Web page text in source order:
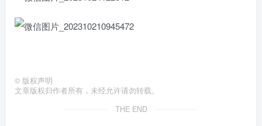
© 版权声明
文章版权归作者所有，未经允许请勿转载。
THE END